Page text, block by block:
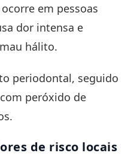
em pessoas
dor intensa e
hálito.
periodontal, seguido
peróxido de
de risco locais